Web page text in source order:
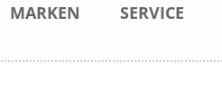
MARKEN SERVICE